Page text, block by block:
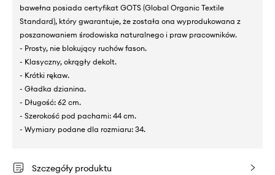
bawełna posiada certyfikat GOTS (Global Organic Textile
Standard), który gwarantuje, że została ona wyprodukowana z
poszanowaniem środowiska naturalnego i praw pracowników.
- Prosty, nie blokujący ruchów fason.
- Klasyczny, okrągły dekolt.
- Krótki rękaw.
- Gładka dzianina.
- Długość: 62 cm.
- Szerokość pod pachami: 44 cm.
- Wymiary podane dla rozmiaru: 34.
Szczegóły produktu